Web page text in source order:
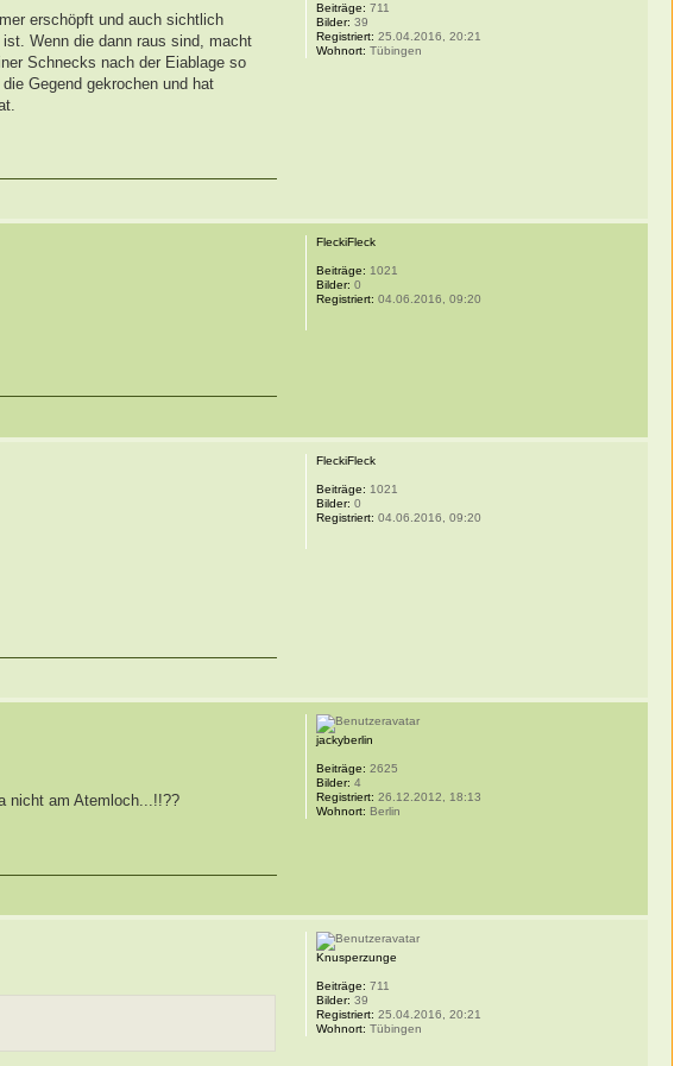
erschöpft und auch sichtlich
Wenn die dann raus sind, macht
Schnecks nach der Eiablage so
Gegend gekrochen und hat
Beiträge: 711
Bilder: 39
Registriert: 25.04.2016, 20:21
Wohnort: Tübingen
FleckiFleck
Beiträge: 1021
Bilder: 0
Registriert: 04.06.2016, 09:20
FleckiFleck
Beiträge: 1021
Bilder: 0
Registriert: 04.06.2016, 09:20
nicht am Atemloch...!!??
jackyberlin
Beiträge: 2625
Bilder: 4
Registriert: 26.12.2012, 18:13
Wohnort: Berlin
Knusperzunge
Beiträge: 711
Bilder: 39
Registriert: 25.04.2016, 20:21
Wohnort: Tübingen